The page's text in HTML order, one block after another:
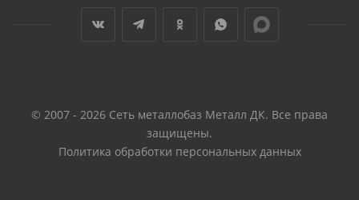
© 2007 - 2026 Сеть металлобаз Металл ДК. Все права
защищены.
Политика обработки персональных данных